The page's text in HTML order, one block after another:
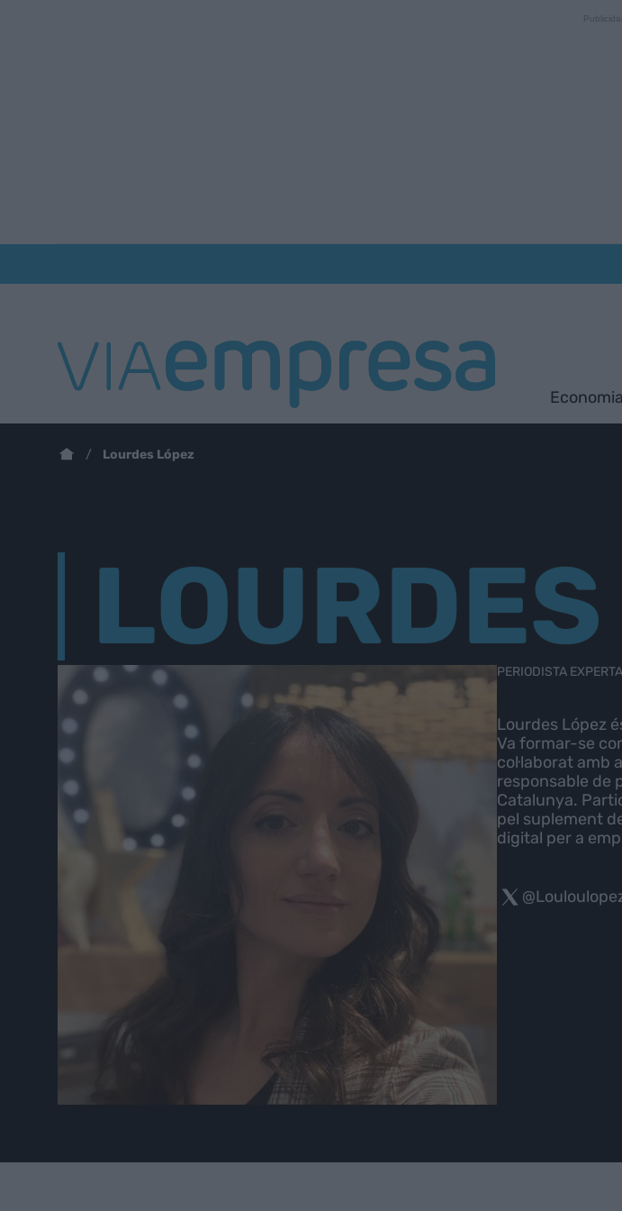
Economia
Lourdes López
PERIODISTA
Lourdes López
Va formar-se
col·laborat amb
responsable de
Catalunya.
pel suplement
digital per a